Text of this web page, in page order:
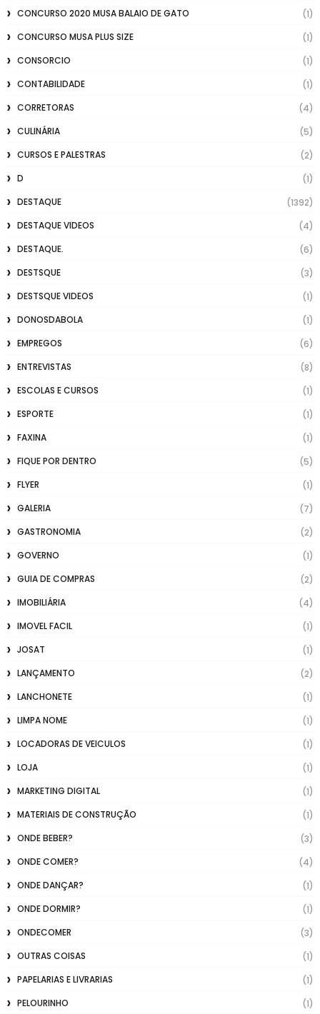
CONCURSO 2020 MUSA BALAIO DE GATO
(1)
CONCURSO MUSA PLUS SIZE
(1)
CONSORCIO
(1)
CONTABILIDADE
(1)
CORRETORAS
(4)
CULINÁRIA
(5)
CURSOS E PALESTRAS
(2)
D
(1)
DESTAQUE
(1392)
DESTAQUE VIDEOS
(4)
DESTAQUE.
(6)
DESTSQUE
(3)
DESTSQUE VIDEOS
(1)
DONOSDABOLA
(1)
EMPREGOS
(6)
ENTREVISTAS
(8)
ESCOLAS E CURSOS
(1)
ESPORTE
(1)
FAXINA
(1)
FIQUE POR DENTRO
(5)
FLYER
(1)
GALERIA
(7)
GASTRONOMIA
(2)
GOVERNO
(1)
GUIA DE COMPRAS
(2)
IMOBILIÁRIA
(4)
IMOVEL FACIL
(1)
JOSAT
(1)
LANÇAMENTO
(2)
LANCHONETE
(1)
LIMPA NOME
(1)
LOCADORAS DE VEICULOS
(1)
LOJA
(1)
MARKETING DIGITAL
(1)
MATERIAIS DE CONSTRUÇÃO
(1)
ONDE BEBER?
(3)
ONDE COMER?
(4)
ONDE DANÇAR?
(1)
ONDE DORMIR?
(1)
ONDECOMER
(3)
OUTRAS COISAS
(1)
PAPELARIAS E LIVRARIAS
(1)
PELOURINHO
(1)